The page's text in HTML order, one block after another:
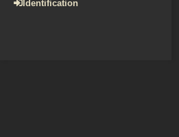
Identification